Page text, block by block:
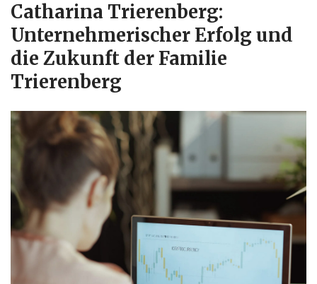
Catharina Trierenberg:
Unternehmerischer Erfolg und
die Zukunft der Familie
Trierenberg